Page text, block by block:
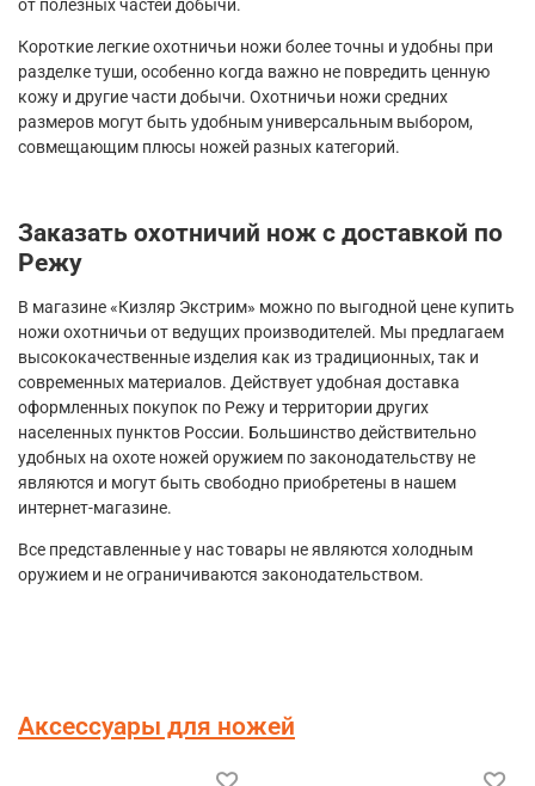
от полезных частей добычи.
Короткие легкие охотничьи ножи более точны и удобны при
разделке туши, особенно когда важно не повредить ценную
кожу и другие части добычи. Охотничьи ножи средних
размеров могут быть удобным универсальным выбором,
совмещающим плюсы ножей разных категорий.
Заказать охотничий нож с доставкой по
Режу
В магазине «Кизляр Экстрим» можно по выгодной цене купить
ножи охотничьи от ведущих производителей. Мы предлагаем
высококачественные изделия как из традиционных, так и
современных материалов. Действует удобная доставка
оформленных покупок по Режу и территории других
населенных пунктов России. Большинство действительно
удобных на охоте ножей оружием по законодательству не
являются и могут быть свободно приобретены в нашем
интернет-магазине.
Все представленные у нас товары не являются холодным
оружием и не ограничиваются законодательством.
Аксессуары для ножей